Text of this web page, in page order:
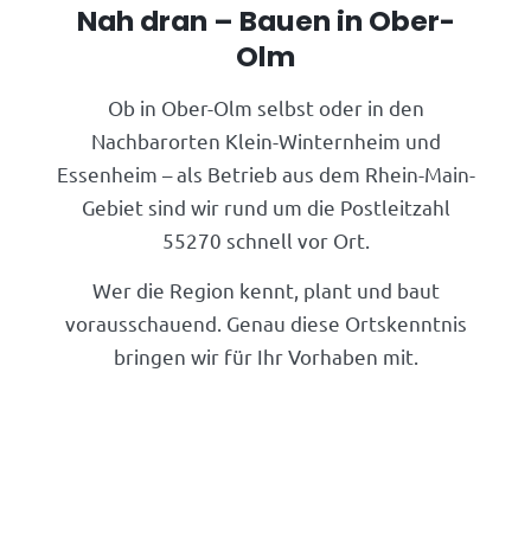
Nah dran – Bauen in Ober-
Olm
Ob in Ober-Olm selbst oder in den
Nachbarorten Klein-Winternheim und
Essenheim – als Betrieb aus dem Rhein-Main-
Gebiet sind wir rund um die Postleitzahl
55270 schnell vor Ort.
Wer die Region kennt, plant und baut
vorausschauend. Genau diese Ortskenntnis
bringen wir für Ihr Vorhaben mit.